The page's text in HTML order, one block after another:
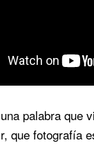
palabra que
que fotografía